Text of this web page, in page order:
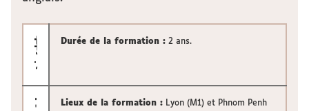
Durée de la formation : 2 ans.
Lieux de la formation : Lyon (M1) et Phnom Penh